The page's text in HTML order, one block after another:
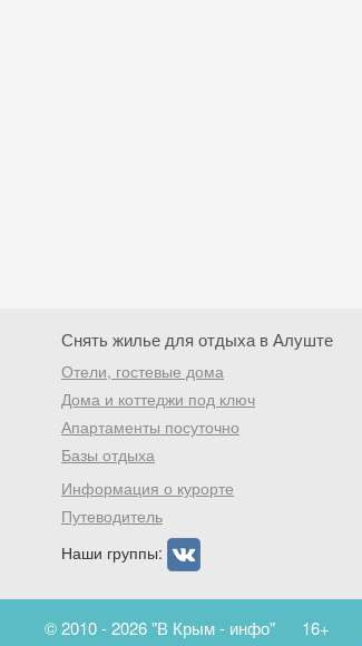
Снять жилье для отдыха в Алуште
Отели, гостевые дома
Дома и коттеджи под ключ
Апартаменты посуточно
Базы отдыха
Информация о курорте
Путеводитель
Наши группы:
© 2010 - 2026 "В Крым - инфо" 16+